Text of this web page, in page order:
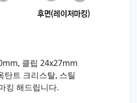
클립 24x27mm
탄트 크리스탈, 스틸
킹 해드립니다.​